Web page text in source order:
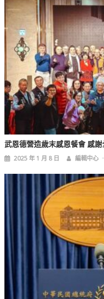
武恩德營造歲末感恩餐會 感
2025 年 1 月 8 日 編輯中心